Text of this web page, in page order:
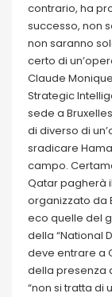
contrario, ha
successo, non
non saranno
certo di
Claude
Strategic
sede a
di diverso di
sradicare
campo.
Qatar pagherà
organizzato da
eco quelle del
della “National
deve entrare a
della presenza
“non si tratta di